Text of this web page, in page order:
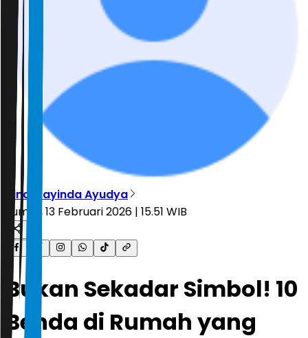
Vindi Rayinda Ayudya
Jumat, 13 Februari 2026 | 15.51 WIB
Bukan Sekadar Simbol! 10
Benda di Rumah yang